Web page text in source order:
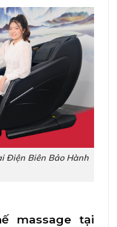
Điện Biên Bảo Hành
massage tại